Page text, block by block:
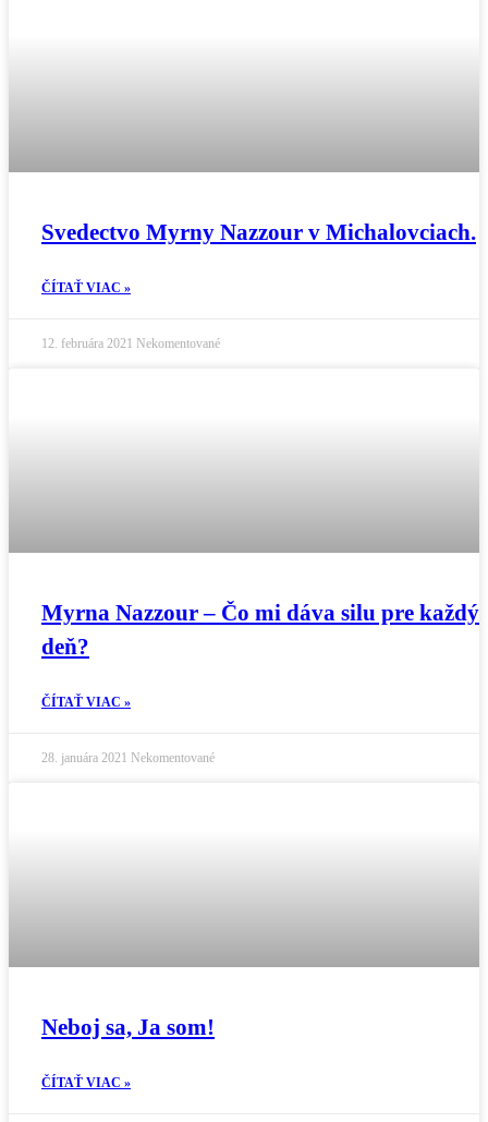
Svedectvo Myrny Nazzour v Michalovciach.
ČÍTAŤ VIAC »
12. februára 2021 Nekomentované
Myrna Nazzour – Čo mi dáva silu pre každý
deň?
ČÍTAŤ VIAC »
28. januára 2021 Nekomentované
Neboj sa, Ja som!
ČÍTAŤ VIAC »